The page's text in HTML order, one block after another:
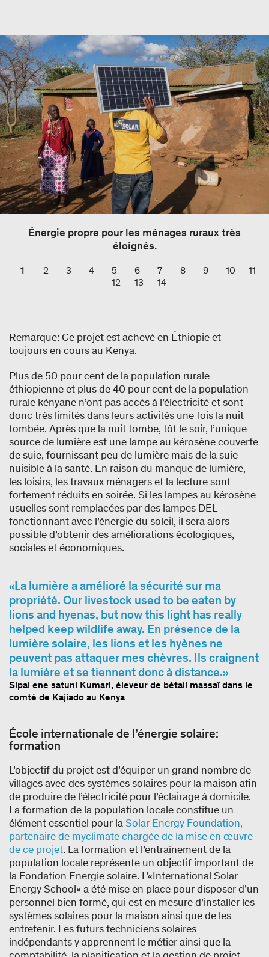
Énergie propre pour les ménages ruraux très
éloignés.
1 2 3 4 5 6 7 8 9 10
11
12
13 14
Remarque: Ce projet est achevé en Éthiopie et
toujours en cours au Kenya.
Plus de 50 pour cent de la population rurale
éthiopienne et plus de 40 pour cent de la population
rurale kényane n’ont pas accès à l’électricité et sont
donc très limités dans leurs activités une fois la nuit
tombée. Après que la nuit tombe, tôt le soir, l’unique
source de lumière est une lampe au kérosène couverte
de suie, fournissant peu de lumière mais de la suie
nuisible à la santé. En raison du manque de lumière,
les loisirs, les travaux ménagers et la lecture sont
fortement réduits en soirée. Si les lampes au kérosène
usuelles sont remplacées par des lampes DEL
fonctionnant avec l’énergie du soleil, il sera alors
possible d’obtenir des améliorations écologiques,
sociales et économiques.
La lumière a amélioré la sécurité sur ma
propriété. Our livestock used to be eaten by
lions and hyenas, but now this light has really
helped keep wildlife away. En présence de la
lumière solaire, les lions et les hyènes ne
peuvent pas attaquer mes chèvres. Ils craignent
la lumière et se tiennent donc à distance.
Sipai ene satuni Kumari, éleveur de bétail massaï dans le
comté de Kajiado au Kenya
École internationale de l’énergie solaire:
formation
L’objectif du projet est d’équiper un grand nombre de
villages avec des systèmes solaires pour la maison afin
de produire de l’électricité pour l’éclairage à domicile.
La formation de la population locale constitue un
élément essentiel pour laSolar Energy Foundation,
partenaire de myclimate chargée de la mise en œuvre
de ce projet. La formation et l’entraînement de la
population locale représente un objectif important de
la Fondation Energie solaire. L’«International Solar
Energy School» a été mise en place pour disposer d’un
personnel bien formé, qui est en mesure d’installer les
systèmes solaires pour la maison ainsi que de les
entretenir. Les futurs techniciens solaires
indépendants y apprennent le métier ainsi que la